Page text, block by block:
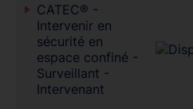
CATEC® -
Intervenir en
sécurité en
espace confiné -
Surveillant -
Intervenant